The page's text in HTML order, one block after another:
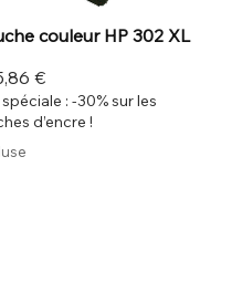
couleur HP 302 XL
promotionnel
€
: -30% sur les
d’encre !